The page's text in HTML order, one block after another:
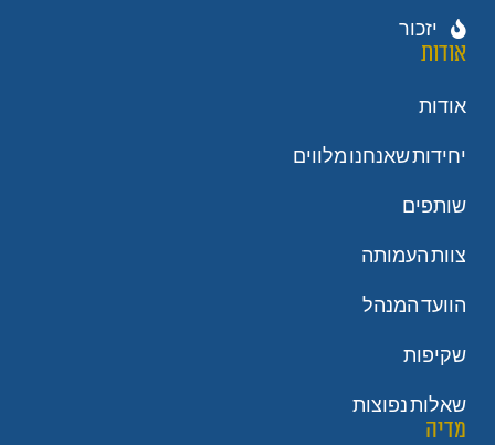
יזכור
אודות
אודות
יחידות שאנחנו מלווים
שותפים
צוות העמותה
הוועד המנהל
שקיפות
שאלות נפוצות
מדיה